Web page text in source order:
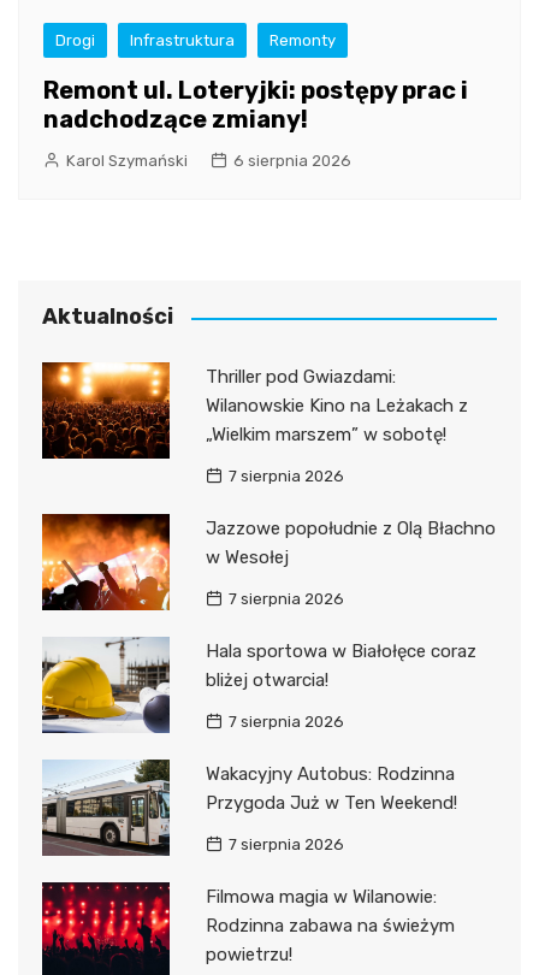
Drogi Infrastruktura Remonty
Remont ul. Loteryjki: postępy prac i
nadchodzące zmiany!
Karol Szymański 6 sierpnia 2026
Aktualności
Thriller pod Gwiazdami:
Wilanowskie Kino na Leżakach z
„Wielkim marszem” w sobotę!
7 sierpnia 2026
Jazzowe popołudnie z Olą Błachno
w Wesołej
7 sierpnia 2026
Hala sportowa w Białołęce coraz
bliżej otwarcia!
7 sierpnia 2026
Wakacyjny Autobus: Rodzinna
Przygoda Już w Ten Weekend!
7 sierpnia 2026
Filmowa magia w Wilanowie:
Rodzinna zabawa na świeżym
powietrzu!